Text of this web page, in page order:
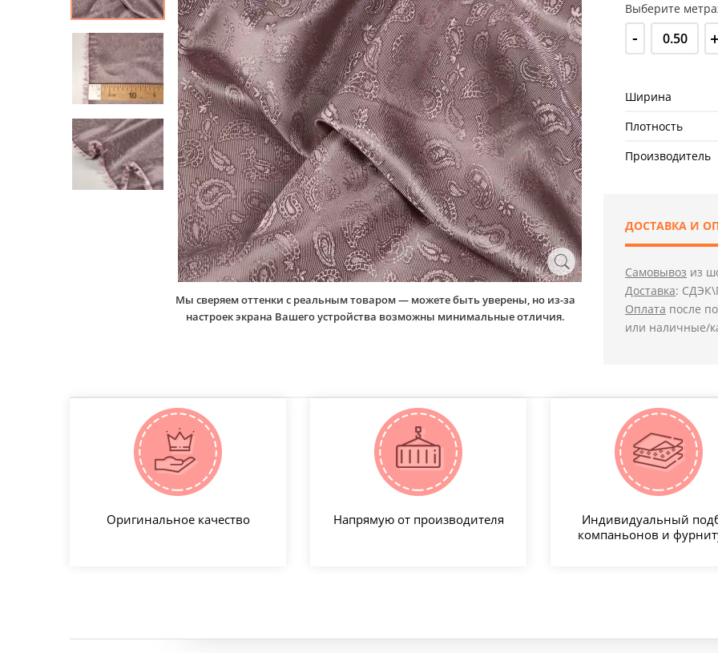
Мы сверяем оттенки с реальным товаром — можете быть уверены, но из-за
настроек экрана Вашего устройства возможны минимальные отличия.
Выберите
- +
Ширина
Плотность
Производитель
ДОСТАВКА И
Самовывоз из
Доставка:
Оплата после
или наличные/
Оригинальное качество Напрямую от производителя
Индивидуальный
компаньонов и